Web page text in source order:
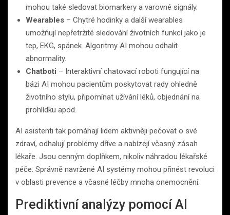
mohou také sledovat biomarkery a varovné signály.
Wearables – Chytré hodinky a další wearables
umožňují nepřetržité sledování životních funkcí jako je
tep, EKG, spánek. Algoritmy AI mohou odhalit
abnormality.
Chatboti – Interaktivní chatovací roboti fungující na
bázi AI mohou pacientům poskytovat rady ohledně
životního stylu, připomínat užívání léků, objednání na
prohlídku apod.
AI asistenti tak pomáhají lidem aktivněji pečovat o své
zdraví, odhalují problémy dříve a nabízejí včasný zásah
lékaře. Jsou cenným doplňkem, nikoliv náhradou lékařské
péče. Správně navržené AI systémy mohou přinést revoluci
v oblasti prevence a včasné léčby mnoha onemocnění.
Prediktivní analýzy pomocí AI